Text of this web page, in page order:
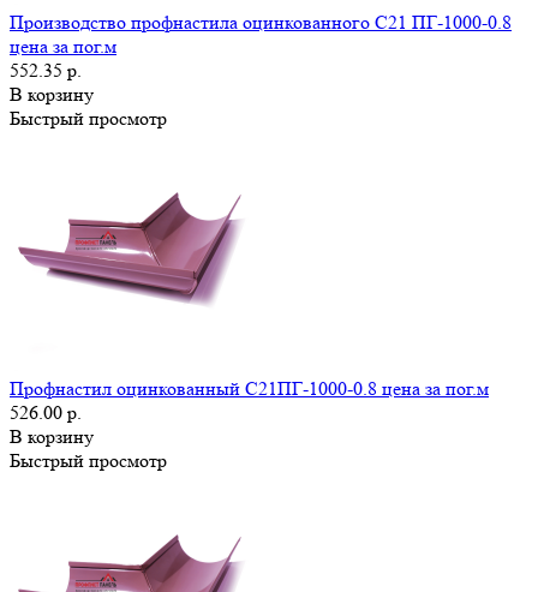
Производство профнастила оцинкованного С21 ПГ-1000-0.8
цена за пог.м
552.35 р.
В корзину
Быстрый просмотр
Профнастил оцинкованный С21ПГ-1000-0.8 цена за пог.м
526.00 р.
В корзину
Быстрый просмотр